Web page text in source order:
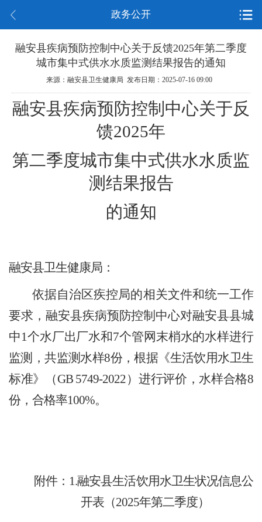
政务公开
融安县疾病预防控制中心关于反馈2025年第二季度
城市集中式供水水质监测结果报告的通知
来源：融安县卫生健康局 发布日期：2025-07-16 09:00
融安县疾病预防控制中心关于反
馈2025年
第二季度城市集中式供水水质监
测结果报告
的通知
融安县卫生健康局：
依据自治区疾控局的相关文件和统一工作
要求，融安县疾病预防控制中心对融安县县城
中1个水厂出厂水和7个管网末梢水的水样进行
监测，共监测水样8份，根据《生活饮用水卫生
标准》（GB 5749-2022）进行评价，水样合格8
份，合格率100%。
附件： 1.融安县生活饮用水卫生状况信息公
开表（2025年第二季度）